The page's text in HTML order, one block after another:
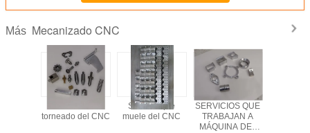
Más Mecanizado CNC
torneado del CNC
Servicio que
muele del CNC
SERVICIOS QUE
TRABAJAN A
MÁQUINA DEL